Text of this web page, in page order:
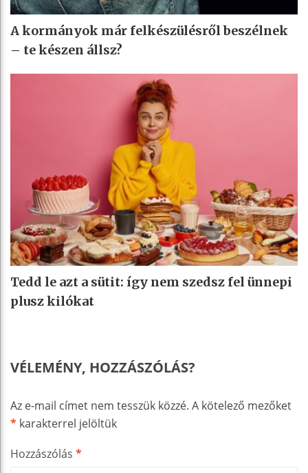
A kormányok már felkészülésről beszélnek
– te készen állsz?
Tedd le azt a sütit: így nem szedsz fel ünnepi
plusz kilókat
VÉLEMÉNY, HOZZÁSZÓLÁS?
Az e-mail címet nem tesszük közzé. A kötelező mezőket
* karakterrel jelöltük
Hozzászólás *